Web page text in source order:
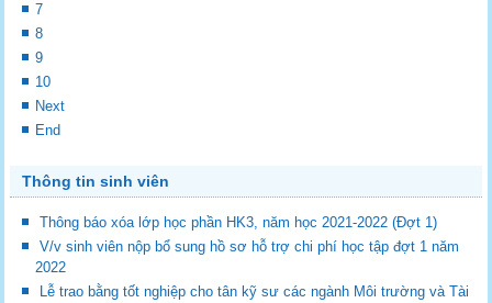
7
8
9
10
Next
End
Thông tin sinh viên
Thông báo xóa lớp học phần HK3, năm học 2021-2022 (Đợt 1)
V/v sinh viên nộp bổ sung hồ sơ hỗ trợ chi phí học tập đợt 1 năm
2022
Lễ trao bằng tốt nghiệp cho tân kỹ sư các ngành Môi trường và Tài